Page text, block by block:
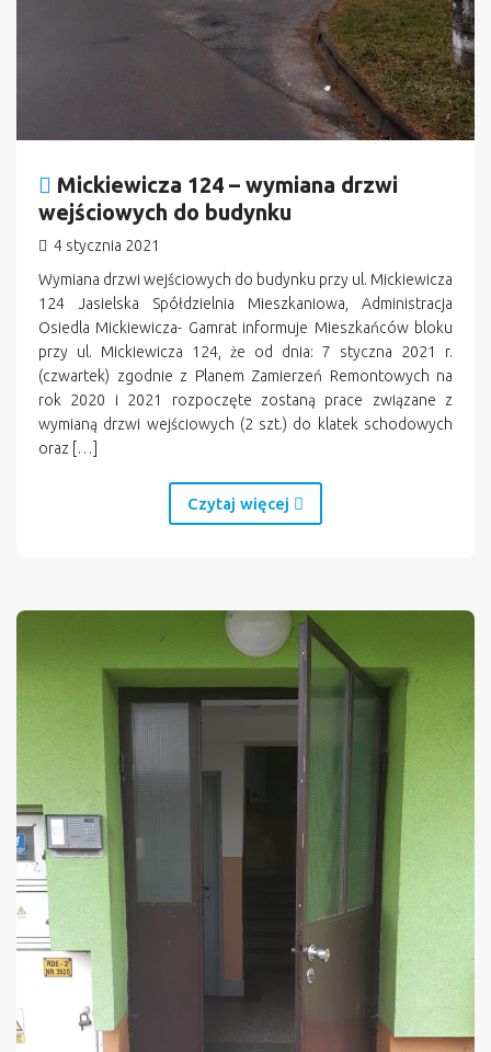
Mickiewicza 124 – wymiana drzwi
wejściowych do budynku
4 stycznia 2021
Wymiana drzwi wejściowych do budynku przy ul. Mickiewicza
124 Jasielska Spółdzielnia Mieszkaniowa, Administracja
Osiedla Mickiewicza- Gamrat informuje Mieszkańców bloku
przy ul. Mickiewicza 124, że od dnia: 7 styczna 2021 r.
(czwartek) zgodnie z Planem Zamierzeń Remontowych na
rok 2020 i 2021 rozpoczęte zostaną prace związane z
wymianą drzwi wejściowych (2 szt.) do klatek schodowych
oraz […]
Czytaj więcej